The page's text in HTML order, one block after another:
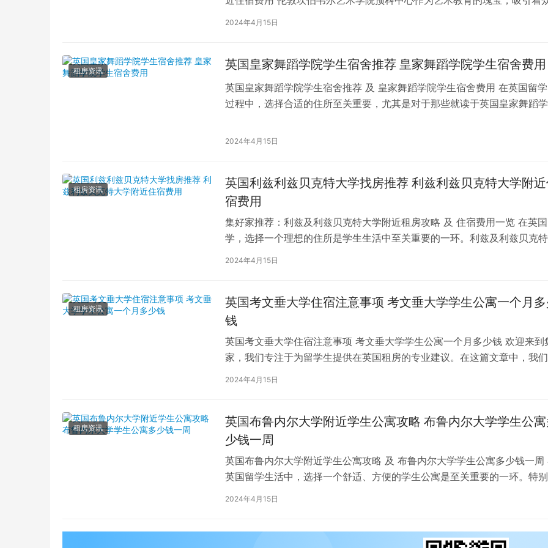
2024年4月15日
租房资讯 英国皇家舞蹈学院学生宿舍推荐 皇家舞蹈学院学生宿舍费用
英国皇家舞蹈学院学生宿舍推荐 及 皇家舞蹈学院学生宿舍费用 在英国留
过程中，选择合适的住所至关重要，尤其是对于那些就读于英国皇家舞蹈学
2024年4月15日
租房资讯
英国利兹利兹贝克特大学找房推荐 利兹利兹贝克特大学附
宿费用
集好家推荐：利兹及利兹贝克特大学附近租房攻略 及 住宿费用一览 在英
学，选择一个理想的住所是学生生活中至关重要的一环。利兹及利兹贝克特
学（以下简称利兹贝大）作为英国一所卓越的…
2024年4月15日
租房资讯
英国考文垂大学住宿注意事项 考文垂大学学生公寓一个月
钱
英国考文垂大学住宿注意事项 考文垂大学学生公寓一个月多少钱 欢迎来到
家，我们专注于为留学生提供在英国租房的专业建议。在这篇文章中，我们
深入探讨英国考文垂大学住宿的注意事项，以…
2024年4月15日
租房资讯
英国布鲁内尔大学附近学生公寓攻略 布鲁内尔大学学生公寓
少钱一周
英国布鲁内尔大学附近学生公寓攻略 及 布鲁内尔大学学生公寓多少钱一周
英国留学生活中，选择一个舒适、方便的学生公寓是至关重要的一环。特别
2024年4月15日